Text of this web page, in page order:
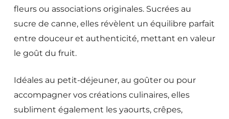
fleurs ou associations originales. Sucrées au
sucre de canne, elles révèlent un équilibre parfait
entre douceur et authenticité, mettant en valeur
le goût du fruit.
Idéales au petit-déjeuner, au goûter ou pour
accompagner vos créations culinaires, elles
subliment également les yaourts, crêpes,